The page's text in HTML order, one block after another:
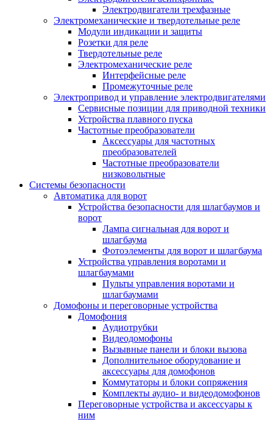
Электродвигатели трехфазные
Электромеханические и твердотельные реле
Модули индикации и защиты
Розетки для реле
Твердотельные реле
Электромеханические реле
Интерфейсные реле
Промежуточные реле
Электропривод и управление электродвигателями
Сервисные позиции для приводной техники
Устройства плавного пуска
Частотные преобразователи
Аксессуары для частотных
преобразователей
Частотные преобразователи
низковольтные
Системы безопасности
Автоматика для ворот
Устройства безопасности для шлагбаумов и
ворот
Лампа сигнальная для ворот и
шлагбаума
Фотоэлементы для ворот и шлагбаума
Устройства управления воротами и
шлагбаумами
Пульты управления воротами и
шлагбаумами
Домофоны и переговорные устройства
Домофония
Аудиотрубки
Видеодомофоны
Вызывные панели и блоки вызова
Дополнительное оборудование и
аксессуары для домофонов
Коммутаторы и блоки сопряжения
Комплекты аудио- и видеодомофонов
Переговорные устройства и аксессуары к
ним